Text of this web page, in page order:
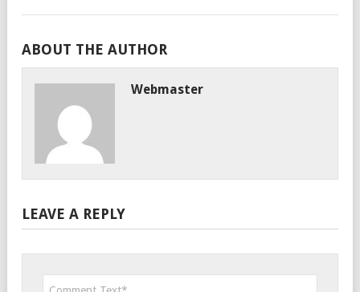
ABOUT THE AUTHOR
Webmaster
LEAVE A REPLY